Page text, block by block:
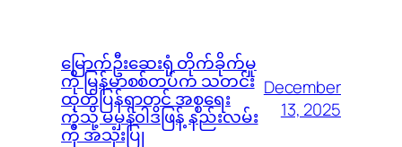
မြောက်ဦးဆေးရုံ တိုက်ခိုက်မှု
ကို မြန်မာစစ်တပ်က သတင်း
ထုတ်ပြန်ရာတွင် အစ္စရေး
ကဲ့သို့ မမှန်၀ါဒဖြန့် နည်းလမ်း
ကို အသုံးပြု
December
13, 2025